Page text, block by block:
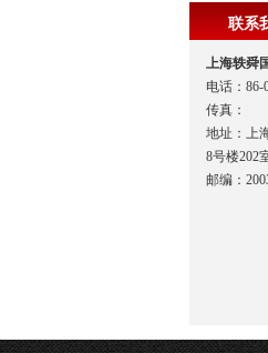
联系
上海轶舜
电话：86-
传真：
地址：上
8号楼202
邮编：